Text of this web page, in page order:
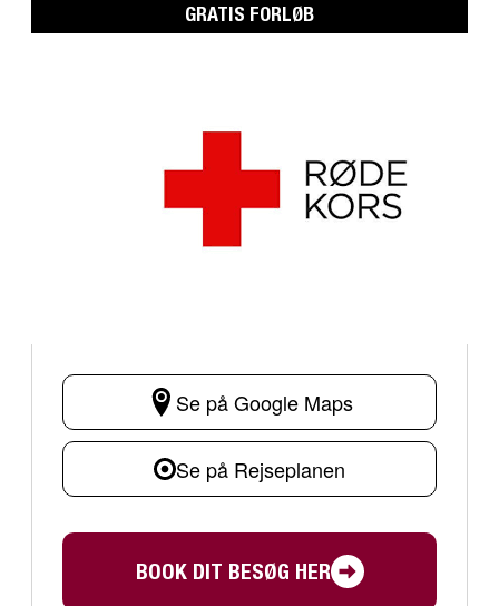
GRATIS FORLØB
Se på Google Maps
Se på Rejseplanen
BOOK DIT BESØG HER